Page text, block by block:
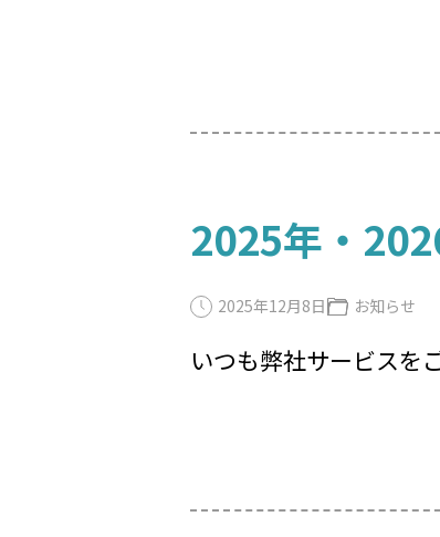
2025年・
2025年12月8日 お知らせ
いつも弊社サービスを